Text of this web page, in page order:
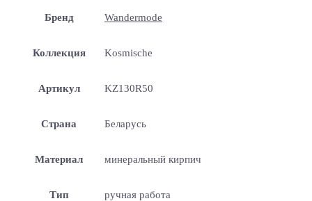
Бренд Wandermode
Коллекция Kosmische
Артикул KZ130R50
Страна Беларусь
Материал минеральный кирпич
Тип ручная работа